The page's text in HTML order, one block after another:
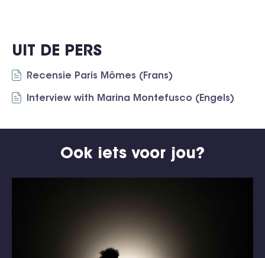
UIT DE PERS
Recensie Paris Mômes (Frans)
Interview with Marina Montefusco (Engels)
Ook iets voor jou?